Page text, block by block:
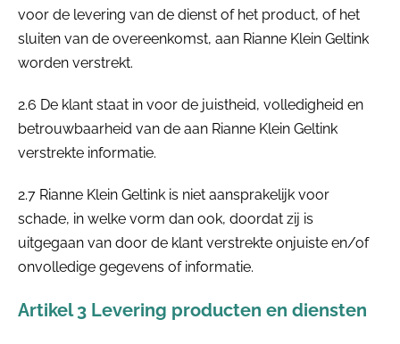
voor de levering van de dienst of het product, of het
sluiten van de overeenkomst, aan Rianne Klein Geltink
worden verstrekt.
2.6 De klant staat in voor de juistheid, volledigheid en
betrouwbaarheid van de aan Rianne Klein Geltink
verstrekte informatie.
2.7 Rianne Klein Geltink is niet aansprakelijk voor
schade, in welke vorm dan ook, doordat zij is
uitgegaan van door de klant verstrekte onjuiste en/of
onvolledige gegevens of informatie.
Artikel 3 Levering producten en diensten